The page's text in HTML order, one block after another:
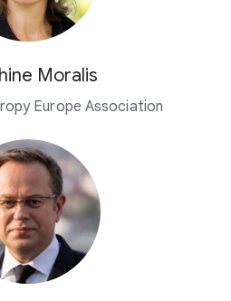
Moralis
Europe Association